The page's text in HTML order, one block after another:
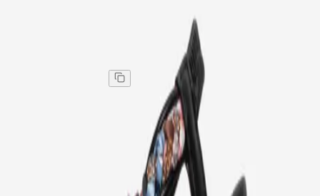
Kadın Eknik Taşlı Kalın Taban Sandalet Siyah
Kadın Eknik Taşlı Kalın Taban Sandalet Siyah
4.995,00 TL % 40